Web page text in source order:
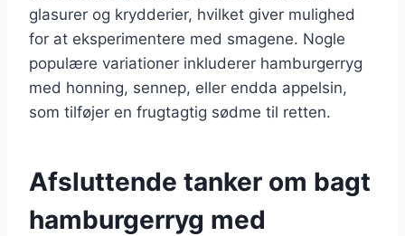
glasurer og krydderier, hvilket giver mulighed
for at eksperimentere med smagene. Nogle
populære variationer inkluderer hamburgerryg
med honning, sennep, eller endda appelsin,
som tilføjer en frugtagtig sødme til retten.
Afsluttende tanker om bagt
hamburgerryg med